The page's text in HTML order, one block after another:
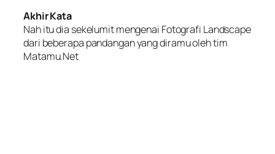
Akhir Kata
Nah itu dia sekelumit mengenai Fotografi Landscape
dari beberapa pandangan yang diramu oleh tim
Matamu.Net